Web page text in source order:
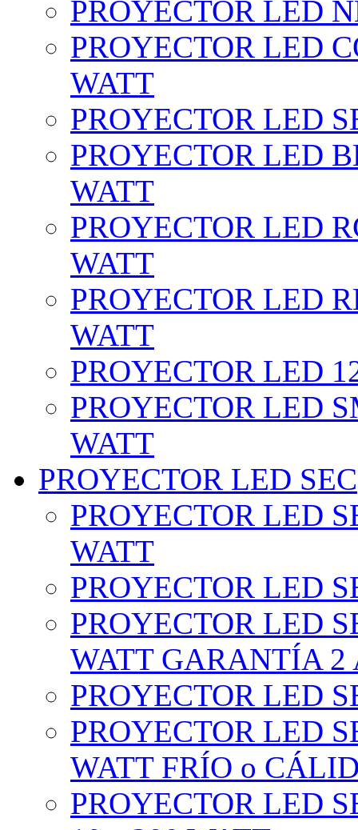
PROYECTOR LED
PROYECTOR LED
WATT
PROYECTOR LED
PROYECTOR LED
WATT
PROYECTOR LED
WATT
PROYECTOR LED
WATT
PROYECTOR LED
PROYECTOR LED
WATT
PROYECTOR LED SEC
PROYECTOR LED
WATT
PROYECTOR LED
PROYECTOR LED
WATT GARANTÍA 2
PROYECTOR LED
PROYECTOR LED
WATT FRÍO o
PROYECTOR LED